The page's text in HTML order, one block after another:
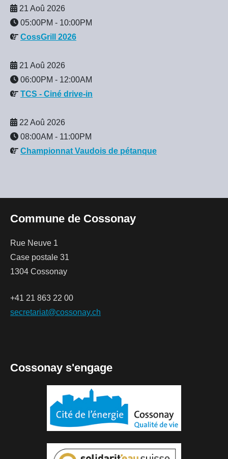
21 Aoû 2026
05:00PM - 10:00PM
CossGrill 2026
21 Aoû 2026
06:00PM - 12:00AM
TCS - Ciné drive-in
22 Aoû 2026
08:00AM - 11:00PM
Championnat Vaudois de pétanque
Commune de Cossonay
Rue Neuve 1
Case postale 31
1304 Cossonay
+41 21 863 22 00
secretariat@cossonay.ch
Cossonay s'engage